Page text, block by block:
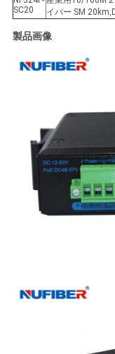
SC20
イバー SM
製品画像